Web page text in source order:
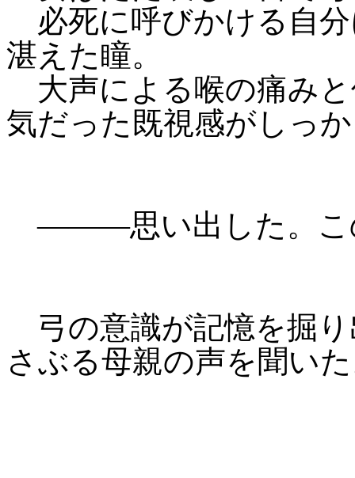
必死に呼びかける自
湛えた瞳。
大声による喉の痛み
気だった既視感がしっ
―――思い出した。こ
弓の意識が記憶を掘
さぶる母親の声を聞い